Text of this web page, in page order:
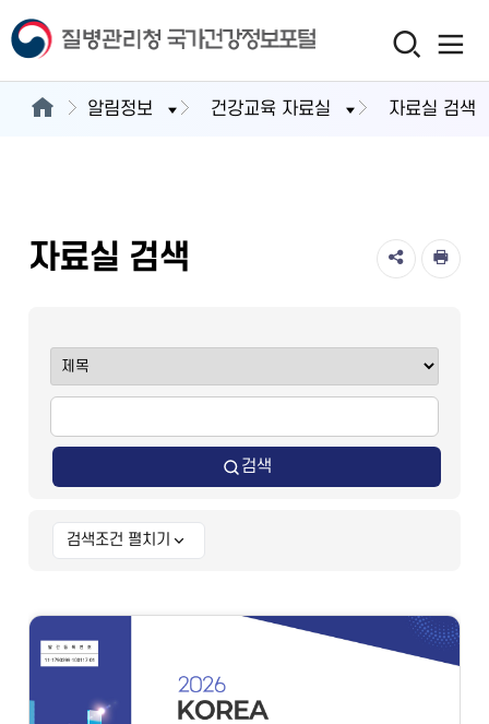
알림정보 건강교육 자료실 자료실 검색
자료실 검색
검색
상세 검색조건
검색조건 펼치기